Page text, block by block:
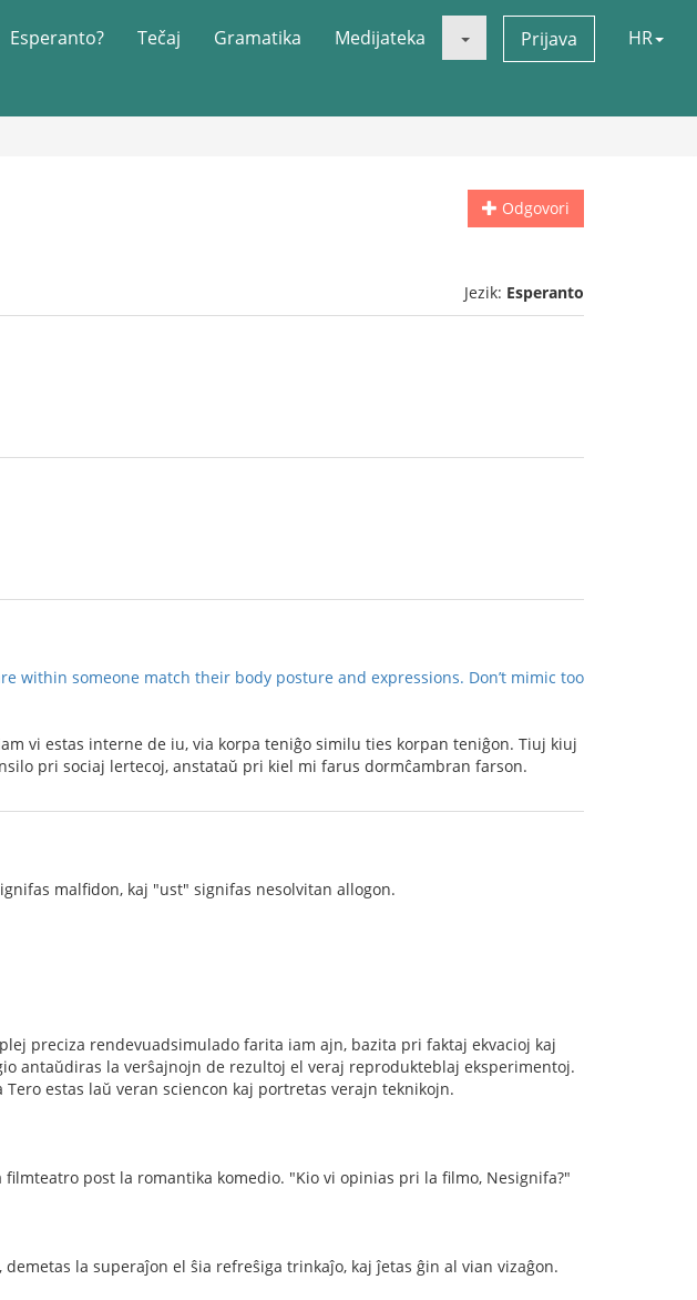
Esperanto? Tečaj Gramatika Medijateka Prijava HR
Odgovori
Jezik: Esperanto
within someone match their body posture and expressions. Don’t mimic too
vi estas interne de iu, via korpa teniĝo similu ties korpan teniĝon. Tiuj kiuj
pri sociaj lertecoj, anstataŭ pri kiel mi farus dormĉambran farson.
malfidon, kaj "ust" signifas nesolvitan allogon.
preciza rendevuadsimulado farita iam ajn, bazita pri faktaj ekvacioj kaj
antaŭdiras la verŝajnojn de rezultoj el veraj reprodukteblaj eksperimentoj.
estas laŭ veran sciencon kaj portretas verajn teknikojn.
post la romantika komedio. "Kio vi opinias pri la filmo, Nesignifa?"
la superaĵon el ŝia refreŝiga trinkaĵo, kaj ĵetas ĝin al vian vizaĝon.